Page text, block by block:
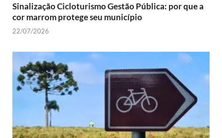
Sinalização Cicloturismo Gestão Pública: por que a
cor marrom protege seu município
22/07/2026